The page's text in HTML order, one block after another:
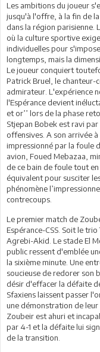
Les ambitions du joueur
jusqu'à l'offre, à la fin de
dans la région parisienne.
où la culture sportive
individuelles pour
longtemps, mais la
Le joueur conquiert
Patrick Bruel, le chanteur-
admirateur. L'expérience
l'Espérance devient
et or’’ lors de la phase
Stjepan Bobek est ravi
offensives. A son arrivée
impressionné par la foule
avion, Foued Mebazaa,
de ce bain de foule tout
équivalent pour susciter
phénomène
contrecoups.
Le premier match de
Espérance-CSS. Soit le
Agrebi-Akid. Le stade El
public ressent d'emblée
la sixième minute. Une
soucieuse de redorer son
désir d'effacer la défaite
Sfaxiens laissent passer
une démonstration de
Zoubeir est ahuri et
par 4-1 et la défaite lui
de la transition.